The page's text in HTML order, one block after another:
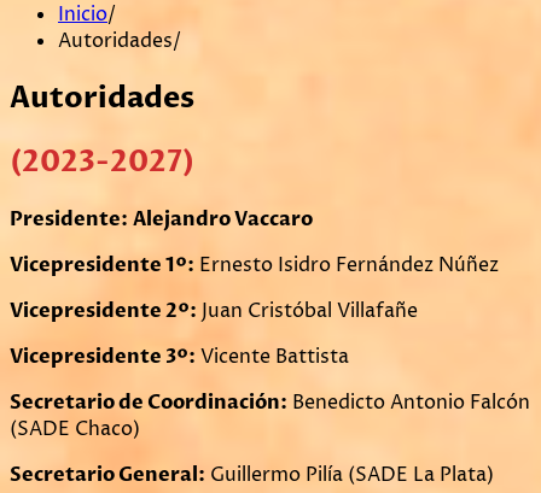
Inicio
Autoridades
Autoridades
(2023-2027)
Presidente: Alejandro Vaccaro
Vicepresidente 1º: Ernesto Isidro Fernández Núñez
Vicepresidente 2º: Juan Cristóbal Villafañe
Vicepresidente 3º: Vicente Battista
Secretario de Coordinación: Benedicto Antonio Falcón
(SADE Chaco)
Secretario General: Guillermo Pilía (SADE La Plata)